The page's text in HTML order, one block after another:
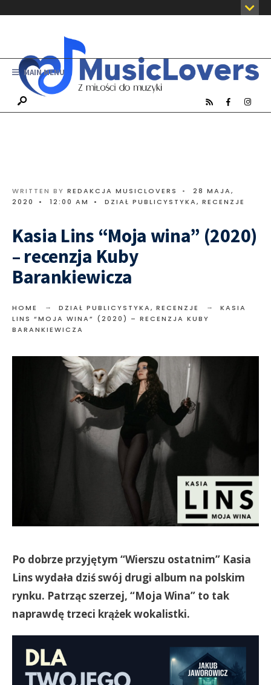
MAIN MENU
WRITTEN BY REDAKCJA MUSICLOVERS •
28 MAJA,
2020
• 12:00 AM • DZIAŁ PUBLICYSTYKA, RECENZJE
Kasia Lins “Moja wina” (2020)
– recenzja Kuby
Barankiewicza
HOME DZIAŁ PUBLICYSTYKA, RECENZJE
KASIA
LINS “MOJA WINA” (2020) – RECENZJA KUBY
BARANKIEWICZA
Po dobrze przyjętym “Wierszu ostatnim” Kasia
Lins wydała dziś swój drugi album na polskim
rynku. Patrząc szerzej, “Moja Wina” to tak
naprawdę trzeci krążek wokalistki.